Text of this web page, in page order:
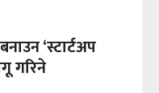
‘स्टार्टअप
गरिने